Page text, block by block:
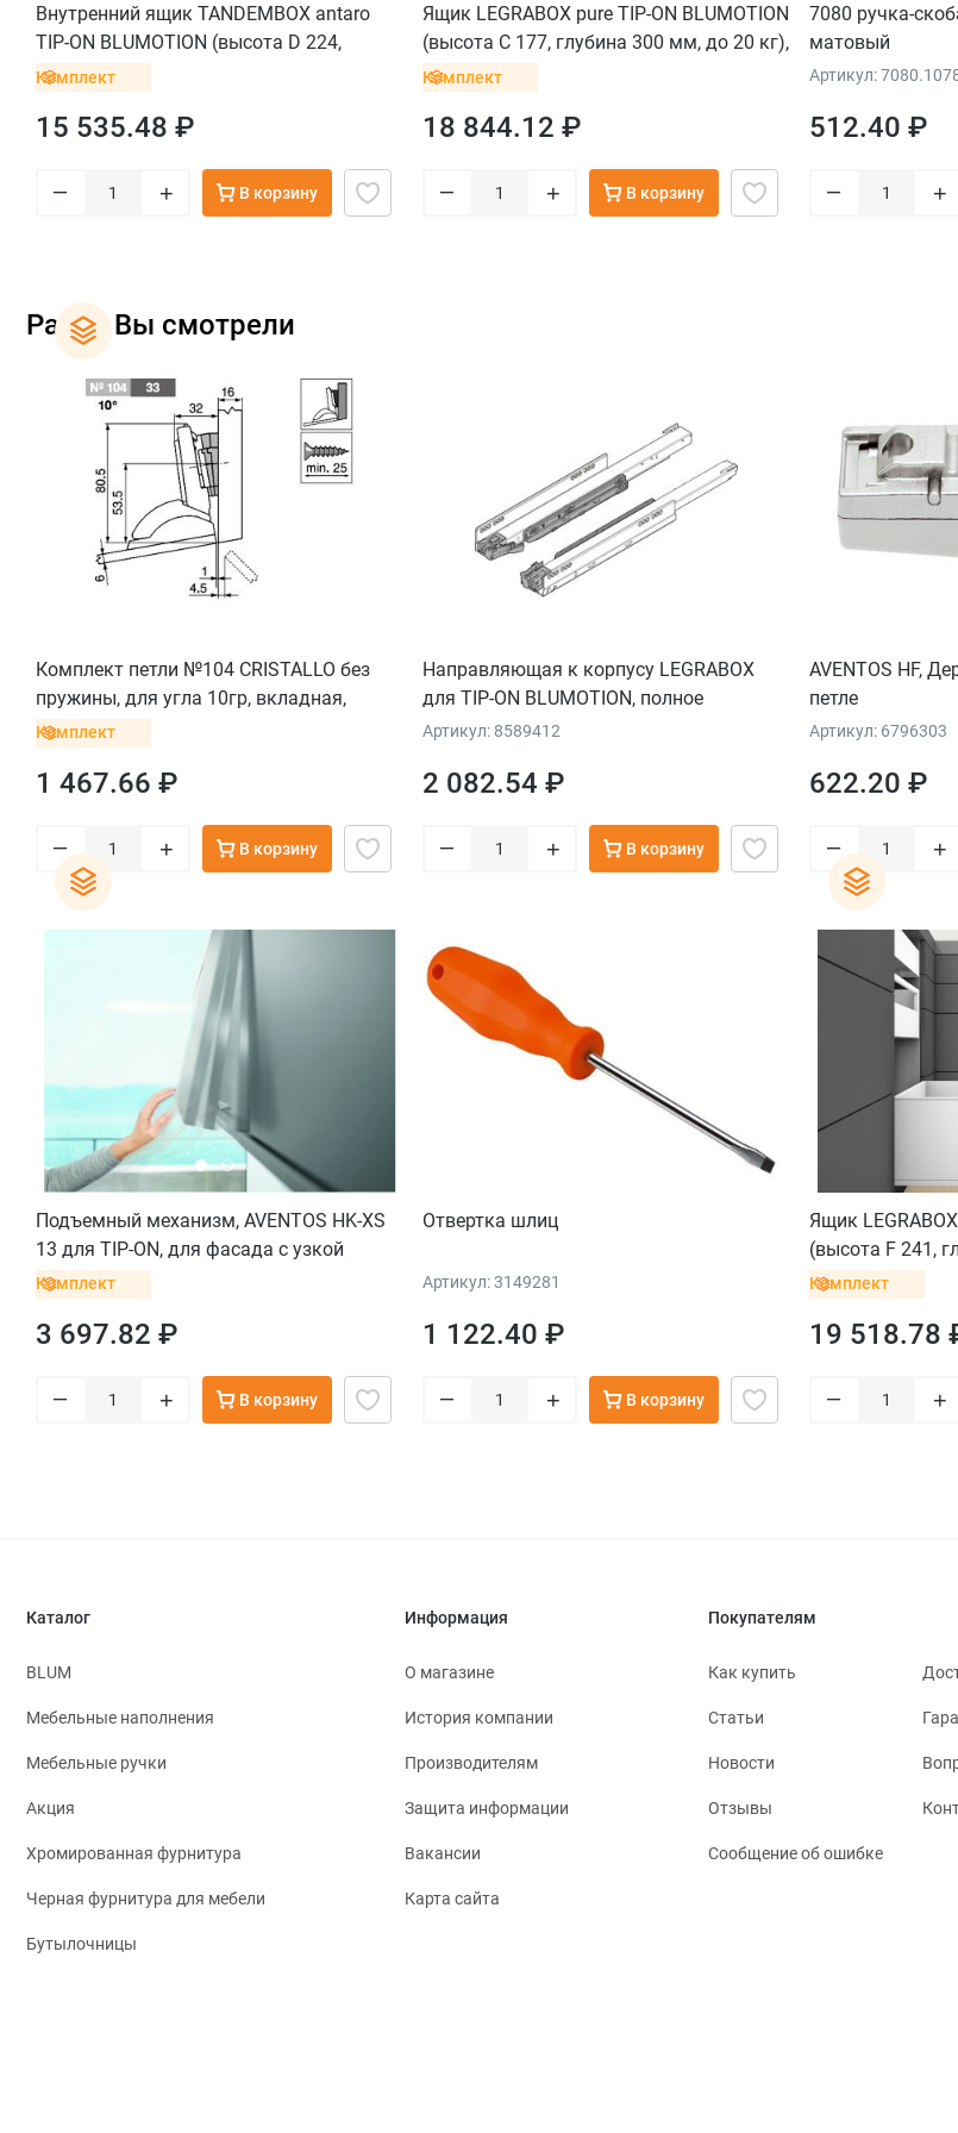
Внутренний ящик TANDEMBOX antaro
TIP-ON BLUMOTION (высота D 224,
глубина 400 мм, до 20 кг), серый
Комплект
15 535.48 ₽
– + В корзину
Ящик LEGRABOX pure TIP-ON BLUMOTION
(высота C 177, глубина 300 мм, до 20 кг),
для тонких фасадов, серый орион
Комплект
18 844.12 ₽
– + В корзину
7080 ручка-
матовый
Артикул:
512.40 ₽
– +
Ранее Вы смотрели
Комплект петли №104 CRISTALLO без
пружины, для угла 10гр, вкладная,
пластина для стекла/зеркала
Комплект
1 467.66 ₽
– + В корзину
Направляющая к корпусу LEGRABOX
для TIP-ON BLUMOTION, полное
выдвижение, 40 кг, НД=270 мм, левая/
Артикул: 8589412
2 082.54 ₽
– + В корзину
AVENTOS HF,
петле
Артикул: 6796303
622.20 ₽
– +
Подъемный механизм, AVENTOS HK-XS
13 для TIP-ON, для фасада с узкой
алюм.рамкой, с накладными петлями и
прямыми ответными планками
Комплект
3 697.82 ₽
– + В корзину
Отвертка шлиц
Артикул: 3149281
1 122.40 ₽
– + В корзину
Ящик
(высота F 241,
для тонких
Комплект
19 518.78
– +
Каталог
BLUM
Мебельные наполнения
Мебельные ручки
Акция
Хромированная фурнитура
Черная фурнитура для мебели
Бутылочницы
Информация
О магазине
История компании
Производителям
Защита информации
Вакансии
Карта сайта
Покупателям
Как купить
Статьи
Новости
Отзывы
Сообщение об ошибке